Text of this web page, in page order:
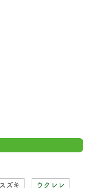
スズキ ウクレレ